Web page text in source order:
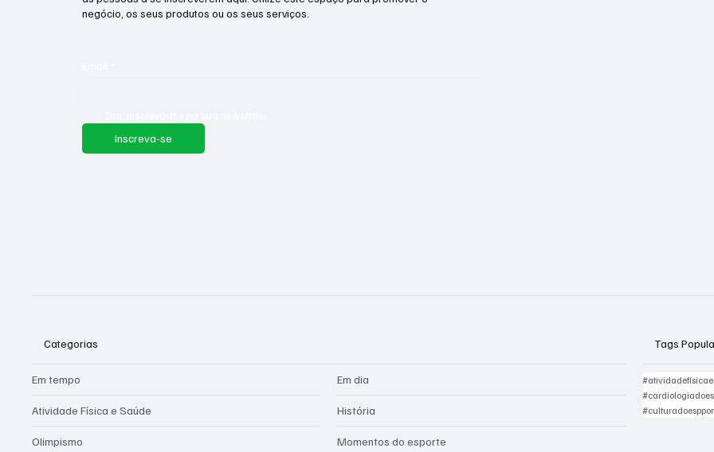
Inscreva-se
negócio, os seus produtos ou os seus serviços.
Categorias
Em tempo
Atividade Física e Saúde
Olimpismo
Em dia
História
Momentos do esporte
Tags